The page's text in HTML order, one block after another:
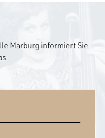
Marburg informiert Sie